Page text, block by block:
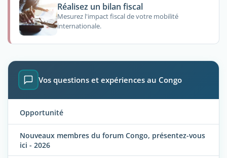
Réalisez un bilan fiscal
Mesurez l'impact fiscal de votre mobilité
internationale.
Vos questions et expériences au Congo
Opportunité
Nouveaux membres du forum Congo, présentez-vous
ici - 2026